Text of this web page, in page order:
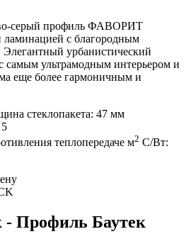
серый профиль ФАВОРИТ
с благородным
урбанистический
с самым ультрамодным интерьером и
еще более гармоничным и
стеклопакета: 47 мм
теплопередаче м2 C/Вт:
Профиль Баутек